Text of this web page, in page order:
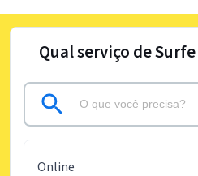
Qual serviço de
Online